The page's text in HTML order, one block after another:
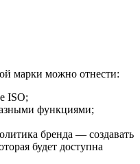
марки можно отнести:
ISO;
функциями;
бренда — создавать
будет доступна